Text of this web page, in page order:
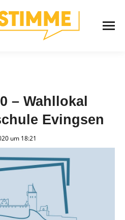
– Wahllokal
Evingsen
um 18:21